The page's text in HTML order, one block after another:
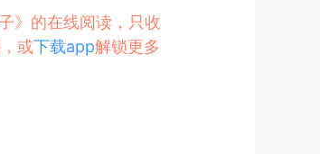
》的在线阅读，只收
或下载app解锁更多